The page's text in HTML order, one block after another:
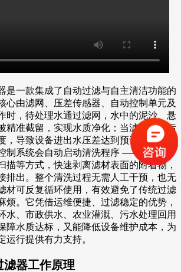
是一款集成了自动过滤与自主清洁功能的
心由滤网、压差传感器、自动控制单元及
时，待处理水通过滤网，水中的泥沙、悬
精准截留，实现水质净化；当滤网上的污
，导致设备进出水压差达到预设值（或按
制系统会自动启动清洗程序 —— 通过反
描等方式，快速剥离滤材表面的附着物，
排出。整个清洗过程无需人工干预，也无
材可反复循环使用，有效避免了传统过滤
烦。它凭借运维便捷、过滤稳定的优势，
水、市政供水、农业灌溉、污水处理回用
障水质达标，又能降低设备维护成本，为
运行提供有力支持。
滤器工作原理